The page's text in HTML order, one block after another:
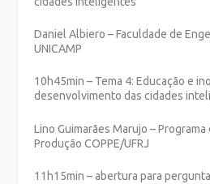
Daniel Albiero – Faculdade de
UNICAMP
10h45min – Tema 4: Educação e
desenvolvimento das cidades
Lino Guimarães Marujo –
Produção COPPE/UFRJ
11h15min – abertura para